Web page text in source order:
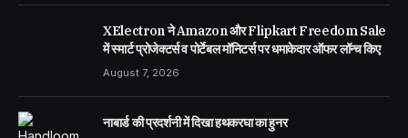
XElectron ने Amazon और Flipkart Freedom Sale
में स्मार्ट प्रोजेक्टर्स व पोर्टेबल मॉनिटर्स पर धमाकेदार ऑफर लॉन्च किए
August 7, 2026
नाबार्ड की प्रदर्शनी में दिखा हथकरघा का हुनर